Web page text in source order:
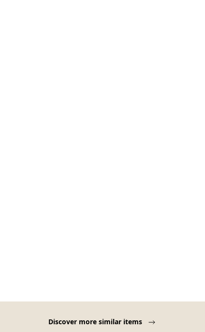
Discover more similar items